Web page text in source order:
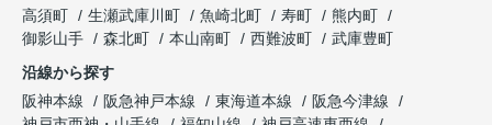
ます。
き、家族全員が納得できる売却となりました。
販売活動では、西宮北口駅へのアクセス、阪急西宮
ガーデンズ、教育施設、商業施設など、このエリア
した。
高須町
生瀬武庫川町 魚崎北町 寿町
熊内町
御影山手
森北町 本山南町 西難波町
武庫豊町
沿線から探す
阪神本線
阪急神戸本線 東海道本線
阪急今津線